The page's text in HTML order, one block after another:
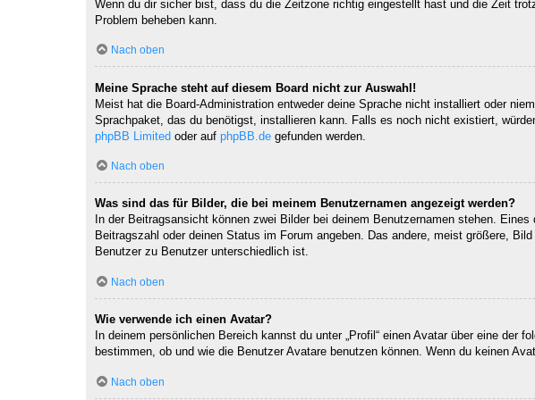
Wenn du dir sicher bist, dass du die Zeitzone richtig eingestellt hast und die Zeit
Problem beheben kann.
Nach oben
Meine Sprache steht auf diesem Board nicht zur Auswahl!
Meist hat die Board-Administration entweder deine Sprache nicht installiert oder
Sprachpaket, das du benötigst, installieren kann. Falls es noch nicht existiert,
phpBB Limited oder auf phpBB.de gefunden werden.
Nach oben
Was sind das für Bilder, die bei meinem Benutzernamen angezeigt werden?
In der Beitragsansicht können zwei Bilder bei deinem Benutzernamen stehen.
Beitragszahl oder deinen Status im Forum angeben. Das andere, meist größere,
Benutzer zu Benutzer unterschiedlich ist.
Nach oben
Wie verwende ich einen Avatar?
In deinem persönlichen Bereich kannst du unter „Profil“ einen Avatar über eine
bestimmen, ob und wie die Benutzer Avatare benutzen können. Wenn du keinen
Nach oben